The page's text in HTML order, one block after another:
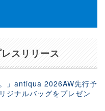
スリリース
」antiqua 2026AW先行予
ジナルバッグをプレゼン